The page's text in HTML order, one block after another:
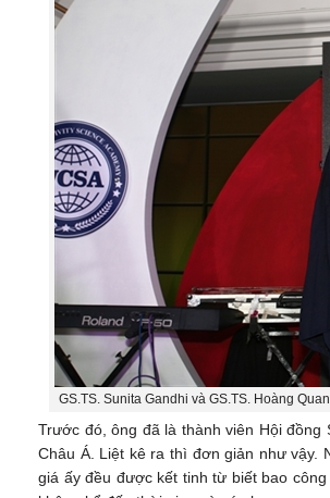
GS.TS. Sunita Gandhi và GS.TS. Hoàng
Trước đó, ông đã là thành viên Hội đồng
Châu Á. Liệt kê ra thì đơn giản như vậy.
giá ấy đều được kết tinh từ biết bao